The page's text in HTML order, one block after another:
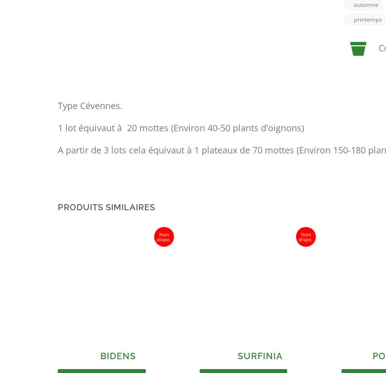
jaune
automne
printemps
Type Cévennes.
1 lot équivaut à 20 mottes (Environ 40-50 plants d’oignons)
A partir de 3 lots cela équivaut à 1 plateaux de 70 mottes (Environ 150-180
PRODUITS SIMILAIRES
BIDENS SURFINIA